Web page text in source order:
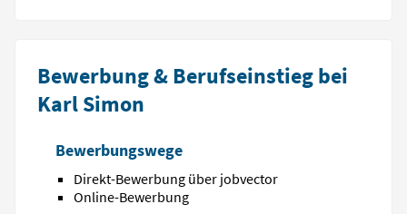
Bewerbung & Berufseinstieg bei
Karl Simon
Bewerbungswege
Direkt-Bewerbung über jobvector
Online-Bewerbung